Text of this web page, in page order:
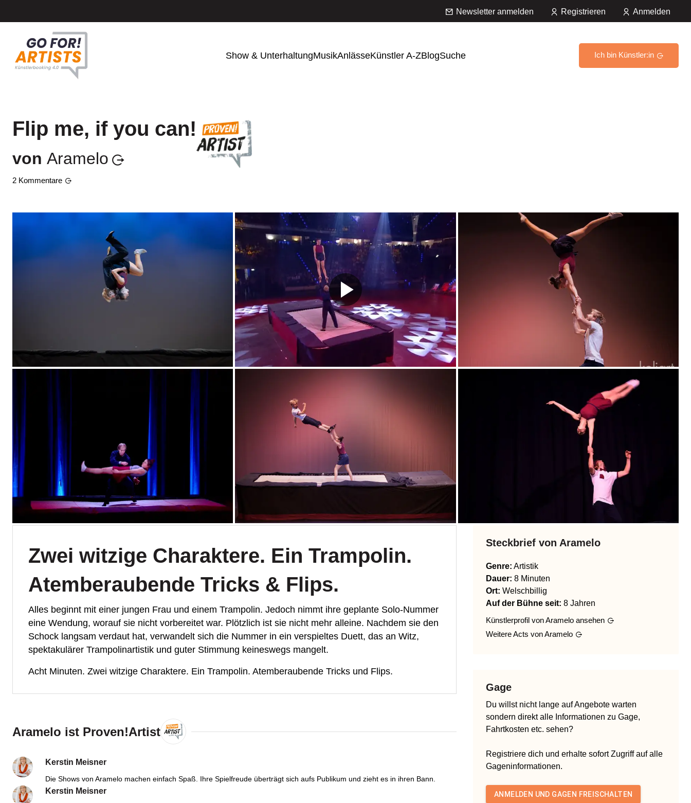
Newsletter anmelden Registrieren Anmelden
Show & UnterhaltungMusikAnlässeKünstler A-ZBlogSuche Ich bin Künstler:in
Flip me, if you can!
von Aramelo
2 Kommentare
Zwei witzige Charaktere. Ein Trampolin.
Atemberaubende Tricks & Flips.
Alles beginnt mit einer jungen Frau und einem Trampolin. Jedoch nimmt ihre geplante Solo-Nummer
eine Wendung, worauf sie nicht vorbereitet war. Plötzlich ist sie nicht mehr alleine. Nachdem sie den
Schock langsam verdaut hat, verwandelt sich die Nummer in ein verspieltes Duett, das an Witz,
spektakulärer Trampolinartistik und guter Stimmung keineswegs mangelt.
Acht Minuten. Zwei witzige Charaktere. Ein Trampolin. Atemberaubende Tricks und Flips.
Aramelo ist Proven!Artist
Kerstin Meisner
Die Shows von Aramelo machen einfach Spaß. Ihre Spielfreude überträgt sich aufs Publikum und zieht es in ihren Bann.
Kerstin Meisner
Steckbrief von Aramelo
Genre: Artistik
Dauer: 8 Minuten
Ort: Welschbillig
Auf der Bühne seit: 8 Jahren
Künstlerprofil vonAramelo ansehen
Weitere Acts vonAramelo
Gage
Du willst nicht lange auf Angebote warten
sondern direkt alle Informationen zu Gage,
Fahrtkosten etc. sehen?
Registriere dich und erhalte sofort Zugriff auf alle
Gageninformationen.
ANMELDEN UND GAGEN FREISCHALTEN